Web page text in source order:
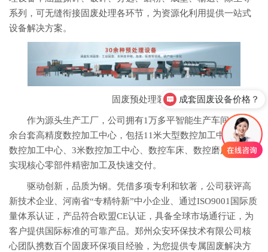
系列，可无缝衔接固废处理各环节，为资源化利用提供一站式
设备解决方案。
固废预处理装备
作为源头生产工厂，公司拥有1万多平智能生产车间，100
余台套高精度数控加工中心，包括11米大型数控加工中心、6米
数控加工中心、3米数控加工中心、数控车床、数控磨床等，可
实现核心零部件精密加工及快速交付。
驱动创新，品质为钢。凭借多项专利和软著，公司获评高
新技术企业、河南省“专精特新”中小企业、通过ISO9001国际质
量体系认证，产品符合欧盟CE认证，具备全球市场通行证，为
客户提供国际标准的可靠产品。郑州众安环保技术有限公司核
心团队携数百个固废环保项目经验，为您提供专属固废解决方
成套固废设备价格？
可以处理哪种固废？